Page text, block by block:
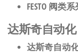
FESTO 阀类
达斯奇自动化
达斯奇自动